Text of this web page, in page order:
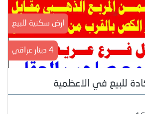
ارض سكنية للبيع
4 دينار عراقي
للبيع في الاعظمية